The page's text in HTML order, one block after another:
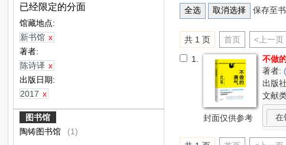
已经限定的分面
馆藏地点:
新书馆 x
著者:
陈诗译 x
出版日期:
2017 x
图书馆
陶铸图书馆
(1)
保存至
共 1 页 首页 <上一页
1.
封面仅供参考
不做
著者:
出版
文献
在